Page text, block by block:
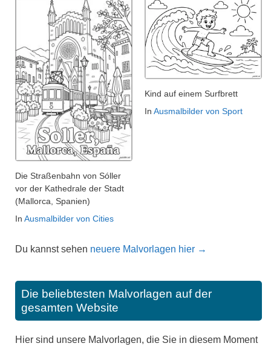
Die Straßenbahn von Sóller
vor der Kathedrale der Stadt
(Mallorca, Spanien)
In Ausmalbilder von Cities
Kind auf einem Surfbrett
In Ausmalbilder von Sport
Du kannst sehen neuere Malvorlagen hier →
Die beliebtesten Malvorlagen auf der
gesamten Website
Hier sind unsere Malvorlagen, die Sie in diesem Moment